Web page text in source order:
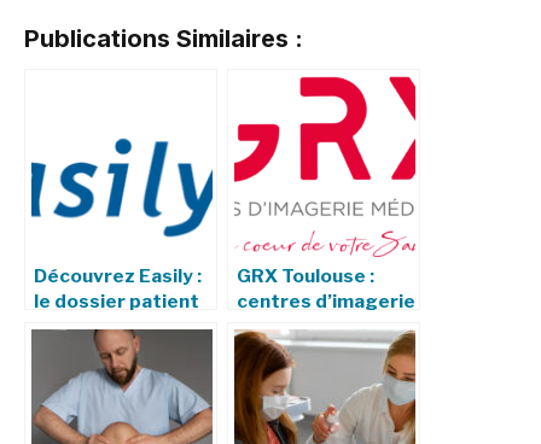
Publications Similaires :
Découvrez Easily :
le dossier patient
informatisé
innovant des HCL
GRX Toulouse :
centres d’imagerie
médicale, services
et engagements